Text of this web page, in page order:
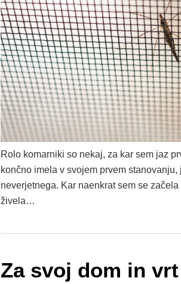
Rolo komarniki so nekaj, za kar sem jaz
končno imela v svojem prvem
neverjetnega. Kar naenkrat sem se
živela…
Za svoj dom in